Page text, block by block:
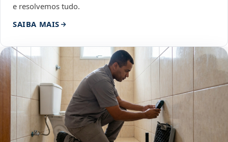
e resolvemos tudo.
SAIBA MAIS